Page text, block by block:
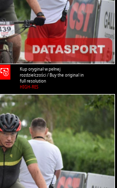
Kup oryginał w pełnej
rozdzielczości / Buy the original in
full resolution
HIGH-RES